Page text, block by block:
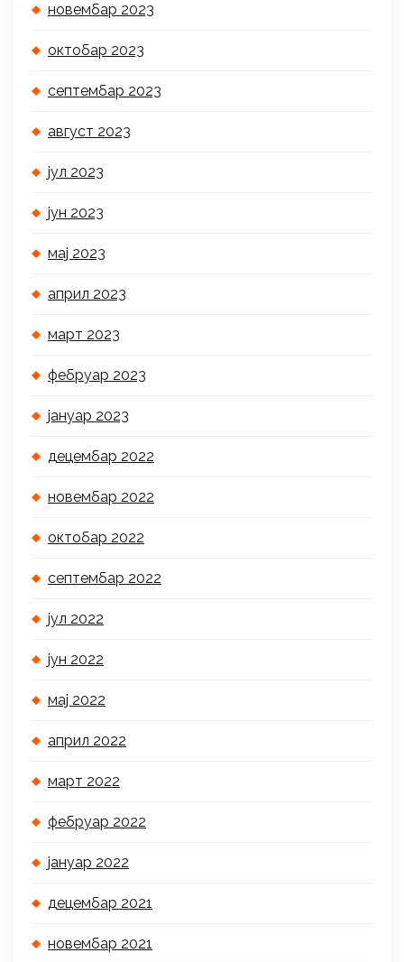
новембар 2023
октобар 2023
септембар 2023
август 2023
јул 2023
јун 2023
мај 2023
април 2023
март 2023
фебруар 2023
јануар 2023
децембар 2022
новембар 2022
октобар 2022
септембар 2022
јул 2022
јун 2022
мај 2022
април 2022
март 2022
фебруар 2022
јануар 2022
децембар 2021
новембар 2021